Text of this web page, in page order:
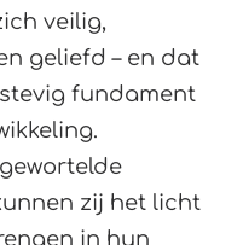
veilig,
geliefd – en dat
fundament
zij het licht
in hun